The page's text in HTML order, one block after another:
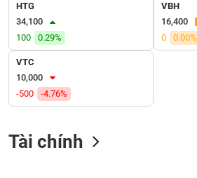
HTG
34,100
100
0.29%
VBH
16,400
0
0.00%
VTC
10,000
-500
-4.76%
Tài chính
ÍCH
BẤT